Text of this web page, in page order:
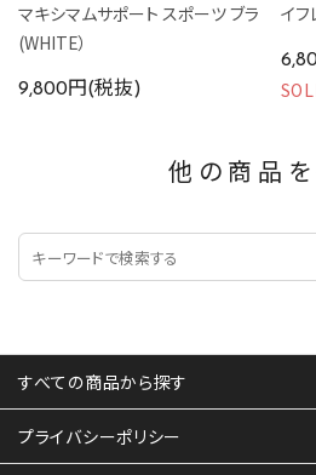
マキシマムサポート スポーツ ブラ
(WHITE）
9,800円(税抜)
イフ
他の商品
すべての商品から探す
プライバシーポリシー